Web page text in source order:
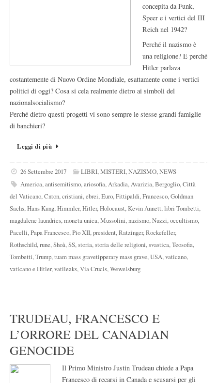
concepita da Funk,
Speer e i vertici del III
Reich nel 1942?
Perché il nazismo è
una religione? E perché
Hitler parlava
costantemente di Nuovo Ordine Mondiale, esattamente come i vertici
politici di oggi? Cosa si cela realmente dietro ai simboli del
nazionalsocialismo?
Perché dietro questi progetti vi sono sempre le stesse grandi famiglie
di banchieri?
Leggi di più
26 Settembre 2017 LIBRI,MISTERI,NAZISMO,NEWS
America,antisemitismo,ariosofia,Arkadia,Avarizia,Bergoglio,Città
del Vaticano,Cnton,cristiani,ebrei,Euro,Fittipaldi,Francesco,Goldman
Sachs,Hans Kung,Himmler,Hitler,Holocaust,Kevin Annett,libri Tombetti,
magdalene laundries,moneta unica,Mussolini,nazismo,Nuzzi,occultismo,
Pacelli,Papa Francesco,Pio XII,president,Ratzinger,Rockefeller,
Rothschild,rune,Shoà,SS,storia,storia delle religioni,svastica,Teosofia,
Tombetti,Trump,tuam mass gravetipperary mass grave,USA,vaticano,
vaticano e Hitler,vatileaks,Via Crucis,Wewelsburg
TRUDEAU, FRANCESCO E
L’ORRORE DEL CANADIAN
GENOCIDE
Il Primo Ministro Justin Trudeau chiede a Papa
Francesco di recarsi in Canada e scusarsi per gli